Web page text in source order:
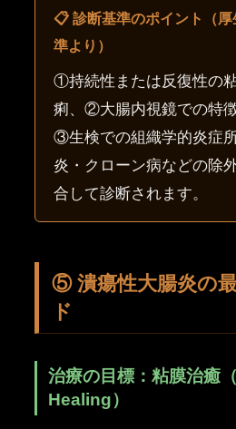
📋 診断基準のポイント（
準より）
①持続性または反復性の
痢、②大腸内視鏡での特徴
③生検での組織学的炎症
炎・クローン病などの
合して診断されます。
⑤ 潰瘍性大腸炎の
ド
治療の目標：粘膜治癒
Healing）